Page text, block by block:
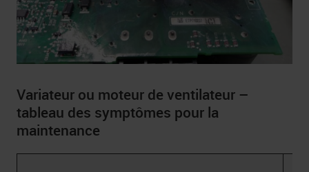
Variateur ou moteur de ventilateur –
tableau des symptômes pour la
maintenance